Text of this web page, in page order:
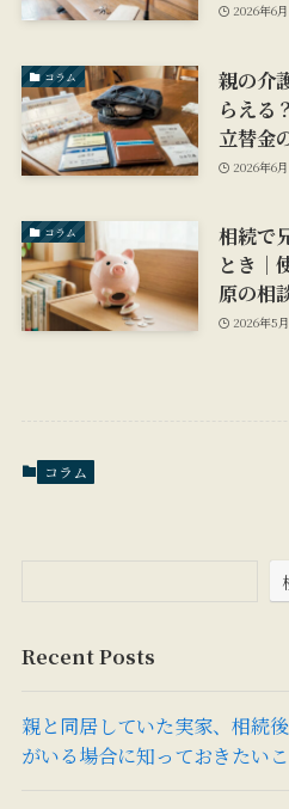
2026年6
コラム
親の介
らえる
立替金
2026年6
コラム
相続で
とき｜
原の相
2026年5
コラム
Recent Posts
親と同居していた実家、相続
がいる場合に知っておきたい